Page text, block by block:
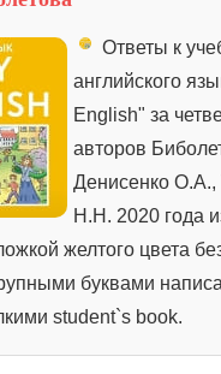
Ответы к
английского
English" за
авторов
Денисенко О.А.,
Н.Н. 2020 года
желтого цвета
буквами
student`s book.